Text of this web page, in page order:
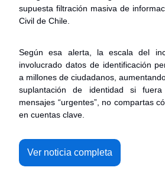
supuesta filtración masiva de
Civil de Chile.
Según esa alerta, la escala del
involucrado datos de identificación
a millones de ciudadanos,
suplantación de identidad si
mensajes “urgentes”, no compartas
en cuentas clave.
Ver noticia completa